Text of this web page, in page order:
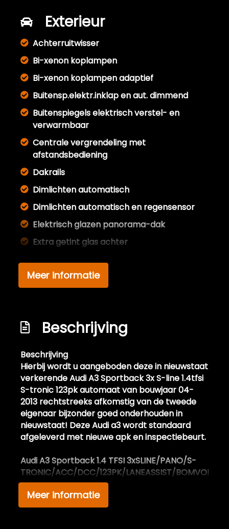
Exterieur
Achterruitwisser
Bi-xenon koplampen
Bi-xenon koplampen adaptief
Buitensp.elektr.inklap en aut. dimmend
Buitenspiegels elektrisch verstel- en
verwarmbaar
Centrale vergrendeling met
afstandsbediening
Dakrails
Dimlichten automatisch
Dimlichten automatisch en regensensor
Elektrisch glazen panorama-dak
Extra getint glas achter
Getint glas
Koplampreiniging
Led koplampen
Led koplampen adaptief
Lichtmetalen velgen 18"
Metaalkleur
Mistlampen voor
Parkeersensor achter
Parkeersensor voor en achter
Meer informatie
Beschrijving
Beschrijving
Hierbij wordt u aangeboden deze in nieuwstaat
verkerende Audi A3 Sportback 3x S-line 1.4tfsi
S-tronic 123pk automaat van bouwjaar 04-
2013 rechtstreeks afkomstig van de tweede
eigenaar bijzonder goed onderhouden in
nieuwstaat! Deze Audi a3 wordt standaard
afgeleverd met nieuwe apk en inspectiebeurt.
Audi A3 Sportback 1.4 TFSI 3xSLINE/PANO/S-
TRONIC/ACC/DCC/123PK/LANEASSIST/BOMVOL
Extra informatie:
Deze in nieuwstaat verkerende Audi a3
Meer informatie